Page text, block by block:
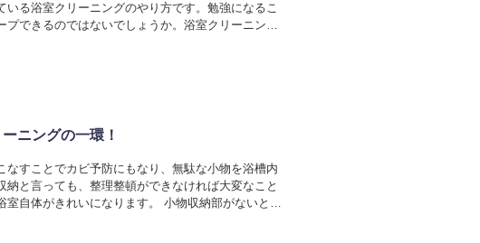
る浴室クリーニングのやり方です。勉強になるこ
できるのではないでしょうか。浴室クリーニング
ニングの一環！
すことでカビ予防にもなり、無駄な小物を浴槽内
と言っても、整理整頓ができなければ大変なこと
自体がきれいになります。 小物収納部がないとど